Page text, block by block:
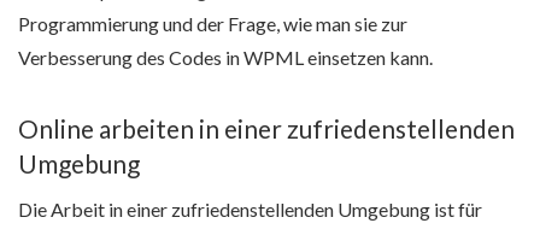
Programmierung und der Frage, wie man sie zur
Verbesserung des Codes in WPML einsetzen kann.
Online arbeiten in einer zufriedenstellenden
Umgebung
Die Arbeit in einer zufriedenstellenden Umgebung ist für